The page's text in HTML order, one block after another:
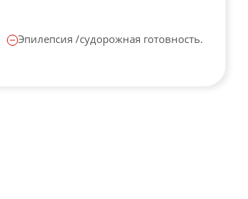
Эпилепсия /судорожная готовность.